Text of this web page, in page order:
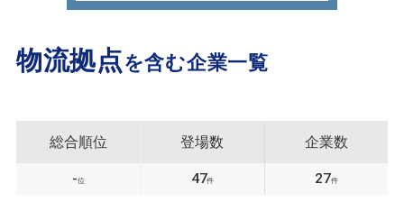
物流拠点を含む企業一覧
総合順位
-位
登場数
47件
企業数
27件